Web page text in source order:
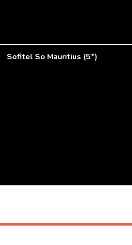
Sofitel So Mauritius (5*)